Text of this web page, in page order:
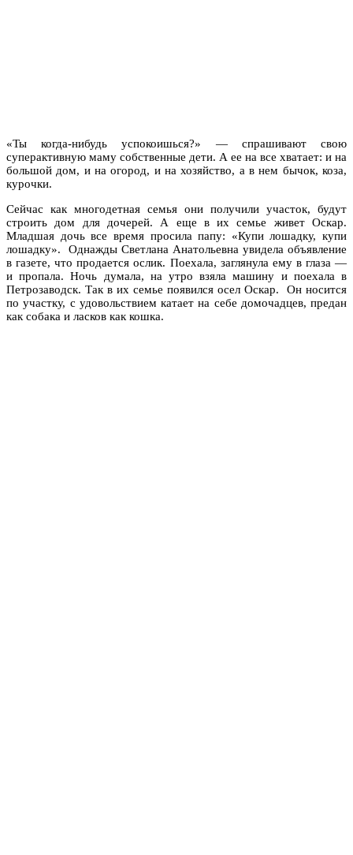
«Ты когда-нибудь успокоишься?» — спрашивают свою
суперактивную маму собственные дети. А ее на все хватает: и на
большой дом, и на огород, и на хозяйство, а в нем бычок, коза,
курочки.
Сейчас как многодетная семья они получили участок, будут
строить дом для дочерей. А еще в их семье живет Оскар.
Младшая дочь все время просила папу: «Купи лошадку, купи
лошадку». Однажды Светлана Анатольевна увидела объявление
в газете, что продается ослик. Поехала, заглянула ему в глаза —
и пропала. Ночь думала, на утро взяла машину и поехала в
Петрозаводск. Так в их семье появился осел Оскар. Он носится
по участку, с удовольствием катает на себе домочадцев, предан
как собака и ласков как кошка.